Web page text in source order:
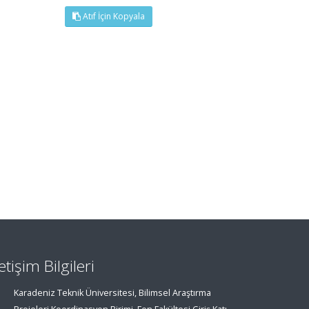
Atıf İçin Kopyala
Bilgileri
Karadeniz Teknik Üniversitesi, Bilimsel Araştırma